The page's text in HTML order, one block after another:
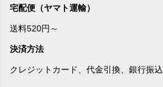
宅配便（ヤマト運輸）
送料520円～
決済方法
クレジットカード、代金引換、銀行振込